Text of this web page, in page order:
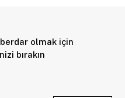
olmak için
bırakın